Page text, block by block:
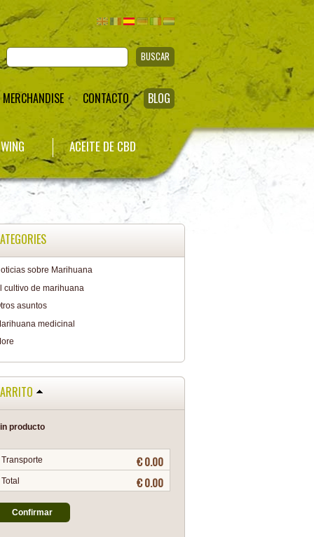
BUSCAR
MERCHANDISE CONTACTO BLOG
ACEITE DE CBD
sobre Marihuana
cultivo de marihuana
asuntos
medicinal
producto
Transporte € 0.00
Total € 0.00
Confirmar